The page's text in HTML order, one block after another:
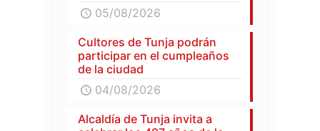
05/08/2026
Cultores de Tunja podrán
participar en el cumpleaños
de la ciudad
04/08/2026
Alcaldía de Tunja invita a